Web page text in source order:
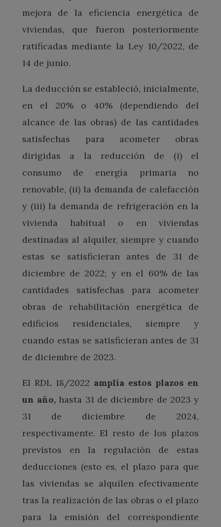
mejora de la eficiencia energética de
viviendas, que fueron posteriormente
ratificadas mediante la Ley 10/2022, de
14 de junio.
La deducción se estableció, inicialmente,
en el 20% o 40% (dependiendo del
alcance de las obras) de las cantidades
satisfechas para acometer obras
dirigidas a la reducción de (i) el
consumo de energía primaria no
renovable, (ii) la demanda de calefacción
y (iii) la demanda de refrigeración en la
vivienda habitual o en viviendas
destinadas al alquiler, siempre y cuando
estas se satisficieran antes de 31 de
diciembre de 2022; y en el 60% de las
cantidades satisfechas para acometer
obras de rehabilitación energética de
edificios residenciales, siempre y
cuando estas se satisficieran antes de 31
de diciembre de 2023.
El RDL 18/2022 amplía estos plazos en
un año, hasta 31 de diciembre de 2023 y
31 de diciembre de 2024,
respectivamente. El resto de los plazos
previstos en la regulación de estas
deducciones (esto es, el plazo para que
las viviendas se alquilen efectivamente
tras la realización de las obras o el plazo
para la emisión del correspondiente